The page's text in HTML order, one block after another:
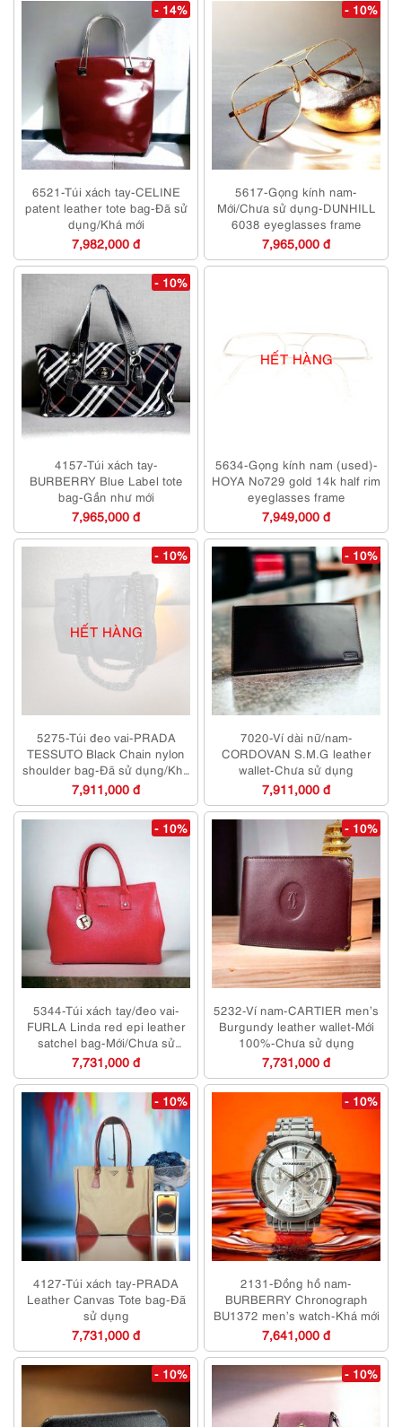
- 14%
6521-Túi xách tay-CELINE
patent leather tote bag-Đã sử
dụng/Khá mới
7,982,000 đ
- 10%
5617-Gọng kính nam-
Mới/Chưa sử dụng-DUNHILL
6038 eyeglasses frame
7,965,000 đ
- 10%
4157-Túi xách tay-
BURBERRY Blue Label tote
bag-Gần như mới
7,965,000 đ
HẾT HÀNG
5634-Gọng kính nam (used)-
HOYA No729 gold 14k half rim
eyeglasses frame
7,949,000 đ
HẾT HÀNG
- 10%
5275-Túi đeo vai-PRADA
TESSUTO Black Chain nylon
shoulder bag-Đã sử dụng/Khá
mới
7,911,000 đ
- 10%
7020-Ví dài nữ/nam-
CORDOVAN S.M.G leather
wallet-Chưa sử dụng
7,911,000 đ
- 10%
5344-Túi xách tay/đeo vai-
FURLA Linda red epi leather
satchel bag-Mới/Chưa sử
dụng
7,731,000 đ
- 10%
5232-Ví nam-CARTIER men’s
Burgundy leather wallet-Mới
100%-Chưa sử dụng
7,731,000 đ
- 10%
4127-Túi xách tay-PRADA
Leather Canvas Tote bag-Đã
sử dụng
7,731,000 đ
- 10%
2131-Đồng hồ nam-
BURBERRY Chronograph
BU1372 men’s watch-Khá mới
7,641,000 đ
- 10% - 10%